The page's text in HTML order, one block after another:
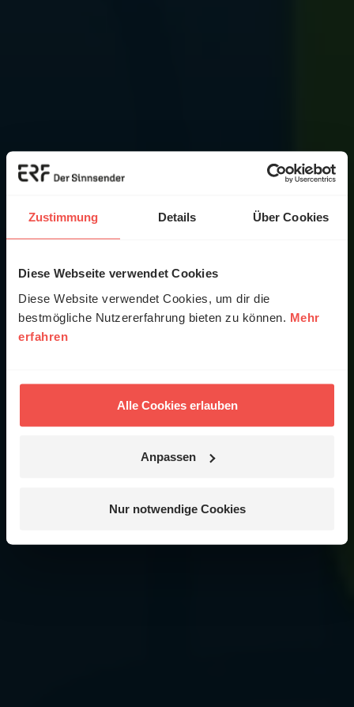
Zustimmung Details Über Cookies
Diese Webseite verwendet Cookies
Diese Website verwendet Cookies, um dir die
bestmögliche Nutzererfahrung bieten zu können. Mehr
erfahren
Alle Cookies erlauben
Anpassen
Nur notwendige Cookies